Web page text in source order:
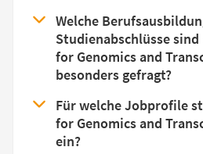
Welche
Studienabschlüsse sind
for Genomics and
besonders gefragt?
Für welche Jobprofile
for Genomics and
ein?